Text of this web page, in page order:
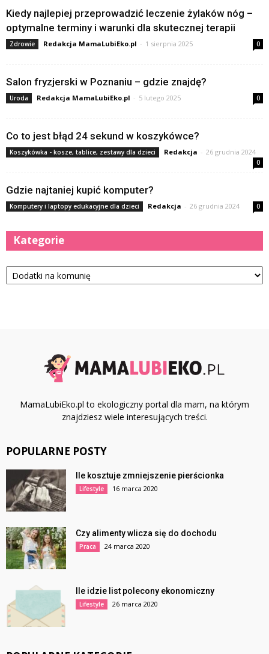
Kiedy najlepiej przeprowadzić leczenie żylaków nóg –
optymalne terminy i warunki dla skutecznej terapii
Zdrowie Redakcja MamaLubiEko.pl - 1 sierpnia 2025 0
Salon fryzjerski w Poznaniu – gdzie znajdę?
Uroda Redakcja MamaLubiEko.pl - 5 lutego 2025 0
Co to jest błąd 24 sekund w koszykówce?
Koszykówka - kosze, tablice, zestawy dla dzieci Redakcja - 26 grudnia 2024
0
Gdzie najtaniej kupić komputer?
Komputery i laptopy edukacyjne dla dzieci Redakcja - 26 grudnia 2024 0
Kategorie
Kategorie
MamaLubiEko.pl to ekologiczny portal dla mam, na którym
znajdziesz wiele interesujących treści.
POPULARNE POSTY
Ile kosztuje zmniejszenie pierścionka
Lifestyle 16 marca 2020
Czy alimenty wlicza się do dochodu
Praca 24 marca 2020
Ile idzie list polecony ekonomiczny
Lifestyle 26 marca 2020